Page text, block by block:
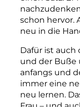
schon hervor.
neu in die
Dafür ist auch
und der Buße
anfangs und
immer eine
neu lernen.